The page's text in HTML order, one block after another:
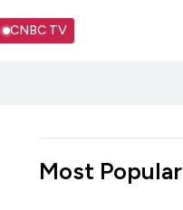
CNBC TV
Most Popular